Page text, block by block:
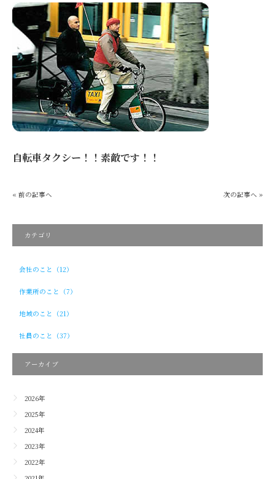
自転車タクシー！！素敵です！！
« 前の記事へ 次の記事へ »
カテゴリ
会社のこと（12）
作業所のこと（7）
地域のこと（21）
社員のこと（37）
アーカイブ
2026年
2025年
2024年
2023年
2022年